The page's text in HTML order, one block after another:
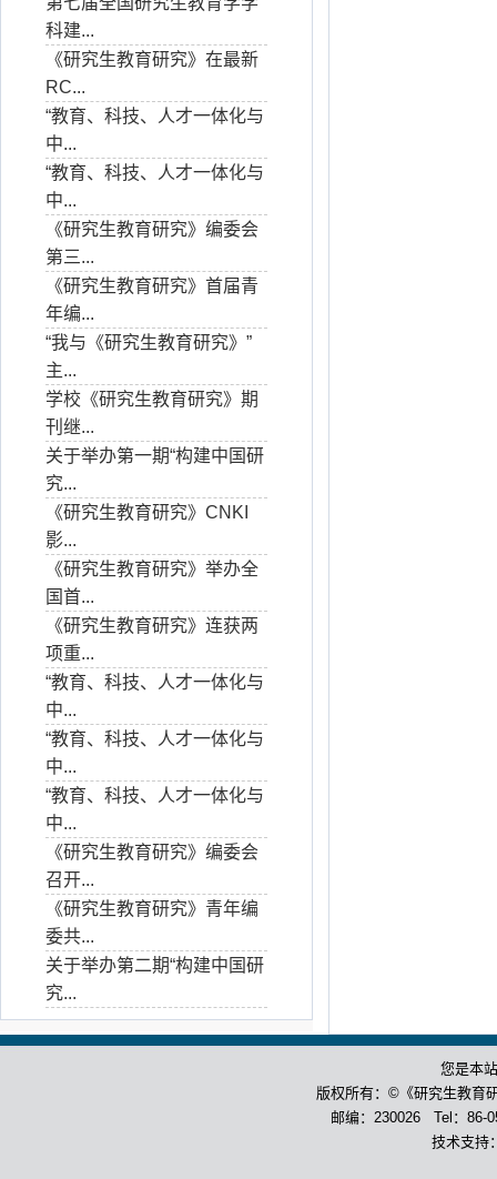
科建...
《研究生教育研究》在最新
RC...
“教育、科技、人才一体化与
中...
“教育、科技、人才一体化与
中...
《研究生教育研究》编委会
第三...
《研究生教育研究》首届青
年编...
“我与《研究生教育研究》”
主...
学校《研究生教育研究》期
刊继...
关于举办第一期“构建中国研
究...
《研究生教育研究》CNKI
影...
《研究生教育研究》举办全
国首...
《研究生教育研究》连获两
项重...
“教育、科技、人才一体化与
中...
“教育、科技、人才一体化与
中...
“教育、科技、人才一体化与
中...
《研究生教育研究》编委会
召开...
《研究生教育研究》青年编
委共...
关于举办第二期“构建中国研
究...
您是本
版权所有：©《研究生教育
邮编：230026 Tel：86-
技术支持